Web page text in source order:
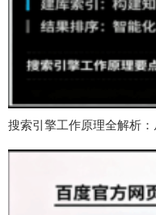
搜索引擎工作原理全解析